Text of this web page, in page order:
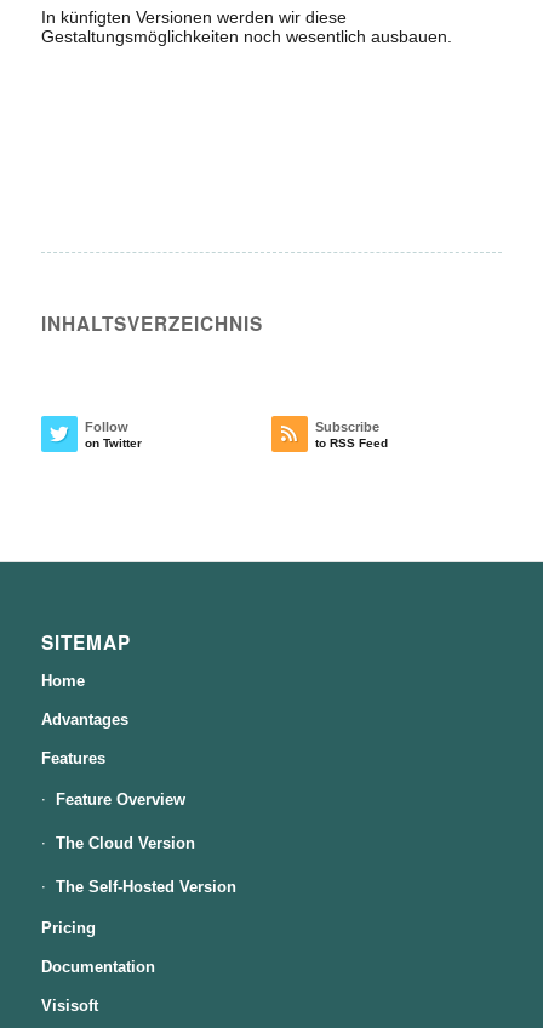
In künfigten Versionen werden wir diese
Gestaltungsmöglichkeiten noch wesentlich ausbauen.
INHALTS­VERZEICHNIS
Follow
on Twitter
Subscribe
to RSS Feed
SITEMAP
Home
Advantages
Features
Feature Overview
The Cloud Version
The Self-Hosted Version
Pricing
Documentation
Visisoft